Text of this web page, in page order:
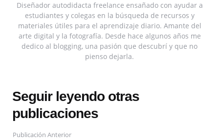
Diseñador autodidacta freelance ensañado con ayudar a
estudiantes y colegas en la búsqueda de recursos y
materiales útiles para el aprendizaje diario. Amante del
arte digital y la fotografía. Desde hace algunos años me
dedico al blogging, una pasión que descubrí y que no
pienso dejarla.
Seguir leyendo otras
publicaciones
Publicación Anterior